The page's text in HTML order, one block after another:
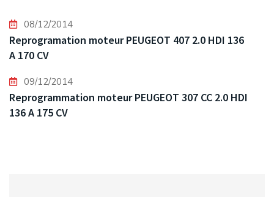
08/12/2014
Reprogramation moteur PEUGEOT 407 2.0 HDI 136
A 170 CV
09/12/2014
Reprogrammation moteur PEUGEOT 307 CC 2.0 HDI
136 A 175 CV